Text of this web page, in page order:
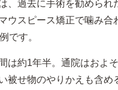
、過去に手術を勧められ
ウスピース矯正で噛み合
です。
は約1年半。通院はおよ
被せ物のやりかえも含め